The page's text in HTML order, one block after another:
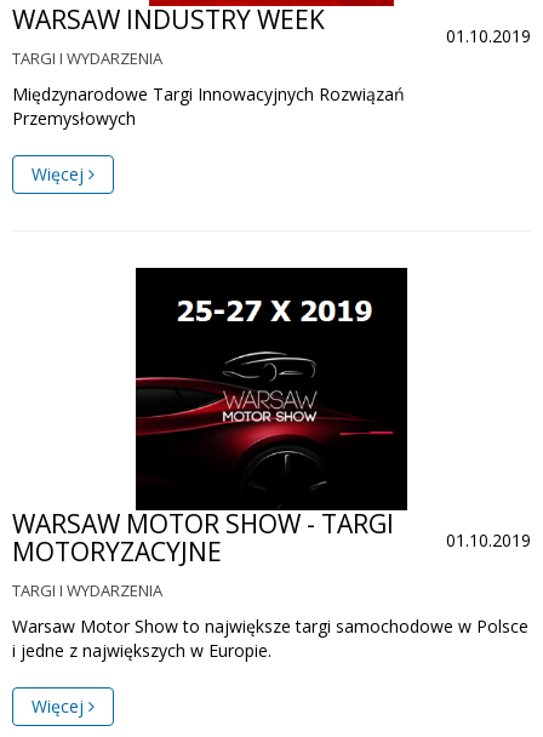
01.10.2019
WARSAW INDUSTRY WEEK
TARGI I WYDARZENIA
Międzynarodowe Targi Innowacyjnych Rozwiązań
Przemysłowych
Więcej
01.10.2019
WARSAW MOTOR SHOW - TARGI
MOTORYZACYJNE
TARGI I WYDARZENIA
Warsaw Motor Show to największe targi samochodowe w Polsce
i jedne z największych w Europie.
Więcej